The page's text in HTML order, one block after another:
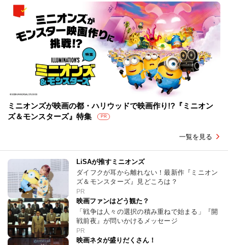
ミニオンズが映画の都・ハリウッドで映画作り!?『ミニオン
ズ＆モンスターズ』特集
PR
一覧を見る
LiSAが推すミニオンズ
ダイフクが耳から離れない！最新作『ミニオン
ズ＆モンスターズ』見どころは？
PR
映画ファンはどう観た？
「戦争は人々の選択の積み重ねで始まる」『開
戦前夜』が問いかけるメッセージ
PR
映画ネタが盛りだくさん！